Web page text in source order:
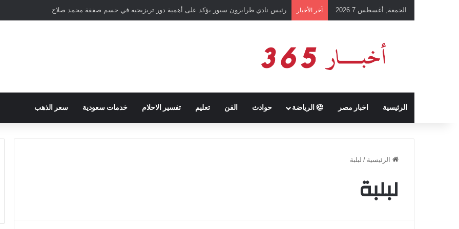
الجمعة, أغسطس 7 2026 آخر الأخبار رئيس نادي طرابزون سبور يؤكد على أهمية دور تريزيجيه في حسم صفقة محمد صلاح
الرئيسية اخبار مصر الرياضة حوادث الفن تعليم تفسير الاحلام خدمات سعودية سعر الذهب
الرئيسية / لبلبة
لبلبة